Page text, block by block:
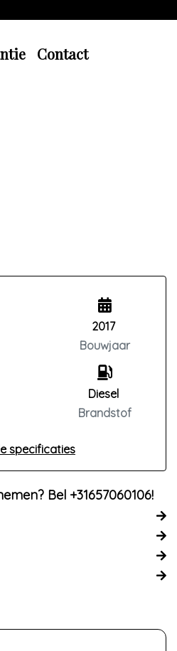
Contact
2017
Bouwjaar
Diesel
Brandstof
specificaties
Bel +31657060106!